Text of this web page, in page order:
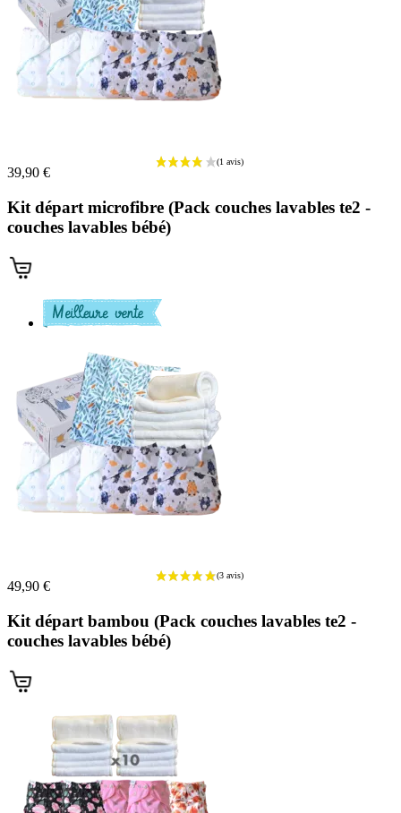
39,90 €
Kit départ microfibre (Pack couches lavables te2 -
couches lavables bébé)
49,90 €
Kit départ bambou (Pack couches lavables te2 -
couches lavables bébé)